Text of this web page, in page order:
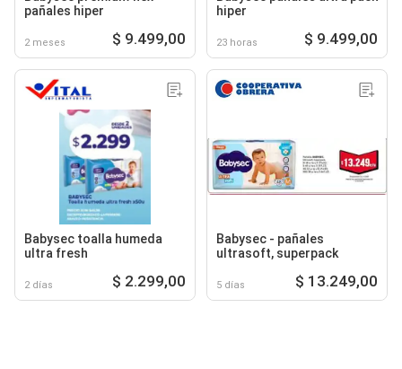
pañales hiper
2 meses $ 9.499,00
hiper
23 horas $ 9.499,00
Babysec toalla humeda
ultra fresh
2 días $ 2.299,00
Babysec - pañales
ultrasoft, superpack
5 días $ 13.249,00